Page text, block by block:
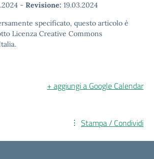
- Revisione: 19.03.2024
specificato, questo articolo è
Licenza Creative Commons
+ aggiungi a Google Calendar
Stampa / Condividi